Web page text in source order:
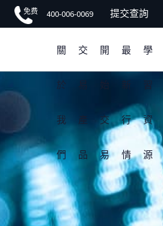
免费 400-006-0069 提交查詢
關
於
我
們
交
易
產
品
開
始
交
易
最
新
行
情
學
習
資
源